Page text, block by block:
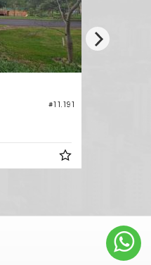
#11.191